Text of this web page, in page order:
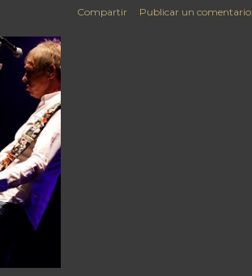
Compartir Publicar un comentario